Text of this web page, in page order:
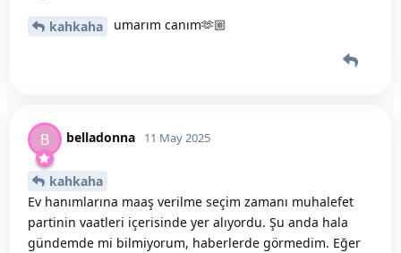
kahkaha umarım canım🫶🏼
B belladonna 11 May 2025
kahkaha
Ev hanımlarına maaş verilme seçim zamanı muhalefet
partinin vaatleri içerisinde yer alıyordu. Şu anda hala
gündemde mi bilmiyorum, haberlerde görmedim. Eğer